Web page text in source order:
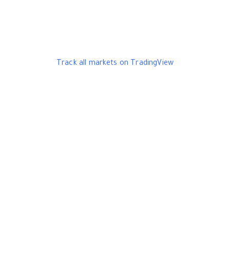
Track all markets on TradingView